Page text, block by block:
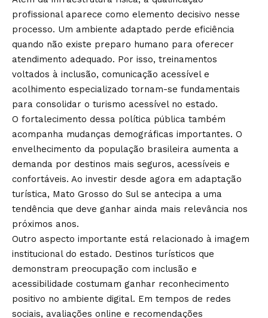
profissional aparece como elemento decisivo nesse
processo. Um ambiente adaptado perde eficiência
quando não existe preparo humano para oferecer
atendimento adequado. Por isso, treinamentos
voltados à inclusão, comunicação acessível e
acolhimento especializado tornam-se fundamentais
para consolidar o turismo acessível no estado.
O fortalecimento dessa política pública também
acompanha mudanças demográficas importantes. O
envelhecimento da população brasileira aumenta a
demanda por destinos mais seguros, acessíveis e
confortáveis. Ao investir desde agora em adaptação
turística, Mato Grosso do Sul se antecipa a uma
tendência que deve ganhar ainda mais relevância nos
próximos anos.
Outro aspecto importante está relacionado à imagem
institucional do estado. Destinos turísticos que
demonstram preocupação com inclusão e
acessibilidade costumam ganhar reconhecimento
positivo no ambiente digital. Em tempos de redes
sociais, avaliações online e recomendações